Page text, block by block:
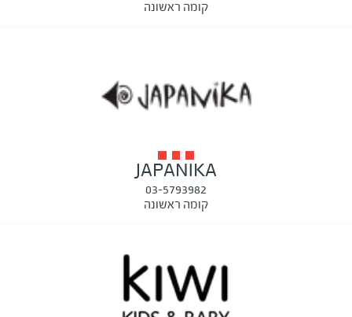
קומה ראשונה
JAPANIKA
03-5793982
קומה ראשונה